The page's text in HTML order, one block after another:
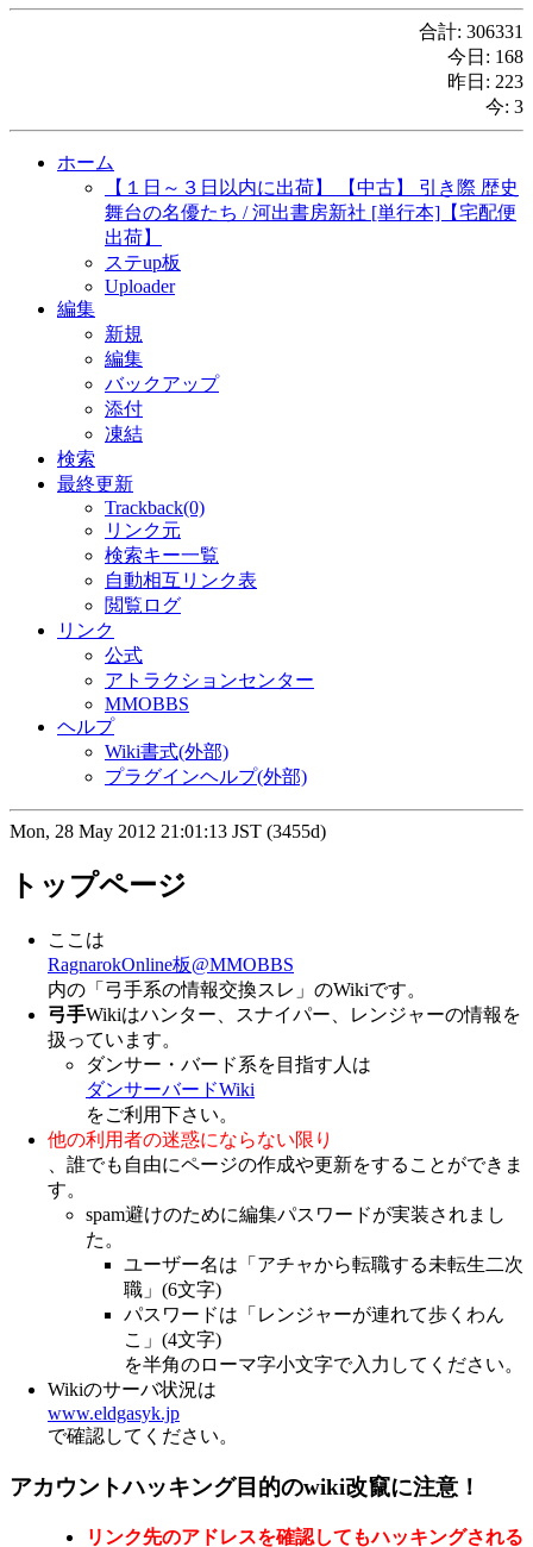
合計: 306331
今日: 168
昨日: 223
今: 3
ホーム
【１日～３日以内に出荷】 【中古】 引き際 歴史
舞台の名優たち / 河出書房新社 [単行本]【宅配便
出荷】
ステup板
Uploader
編集
新規
編集
バックアップ
添付
凍結
検索
最終更新
Trackback(0)
リンク元
検索キー一覧
自動相互リンク表
閲覧ログ
リンク
公式
アトラクションセンター
MMOBBS
ヘルプ
Wiki書式(外部)
プラグインヘルプ(外部)
Mon, 28 May 2012 21:01:13 JST (3455d)
トップページ
ここは
RagnarokOnline板@MMOBBS
内の「弓手系の情報交換スレ」のWikiです。
弓手Wikiはハンター、スナイパー、レンジャーの情報を
扱っています。
ダンサー・バード系を目指す人は
ダンサーバードWiki
をご利用下さい。
他の利用者の迷惑にならない限り
、誰でも自由にページの作成や更新をすることができま
す。
spam避けのために編集パスワードが実装されまし
た。
ユーザー名は「アチャから転職する未転生二次
職」(6文字)
パスワードは「レンジャーが連れて歩くわん
こ」(4文字)
を半角のローマ字小文字で入力してください。
Wikiのサーバ状況は
www.eldgasyk.jp
で確認してください。
アカウントハッキング目的のwiki改竄に注意！
リンク先のアドレスを確認してもハッキングされる